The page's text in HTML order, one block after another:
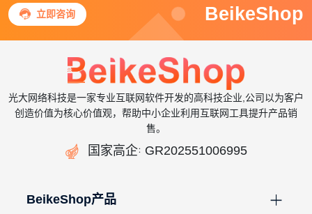
 立即咨询 BeikeShop
光大网络科技是一家专业互联网软件开发的高科技企业,公司以为客户
创造价值为核心价值观，帮助中小企业利用互联网工具提升产品销
售。
 国家高企： GR202551006995
BeikeShop产品